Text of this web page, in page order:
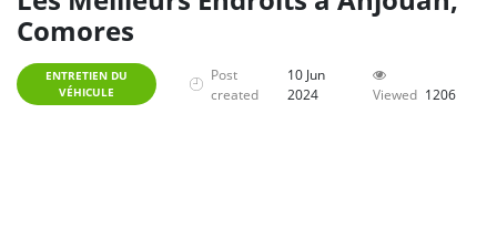
Comores
ENTRETIEN DU
VÉHICULE
Post
created
10 Jun
2024
Viewed 1206